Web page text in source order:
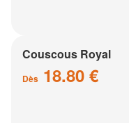
Couscous Royal
Dès 18.80 €